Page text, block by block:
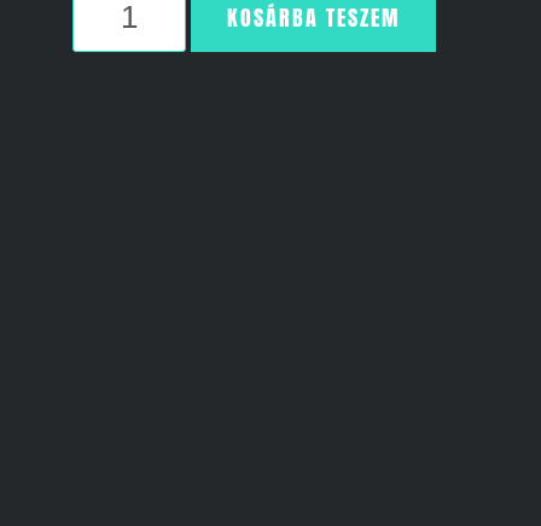
KOSÁRBA TESZEM